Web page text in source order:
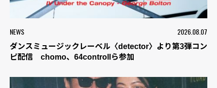
NEWS 2026.08.07
ダンスミュージックレーベル〈detector〉より第3弾コン
ピ配信 chomo、64controllら参加